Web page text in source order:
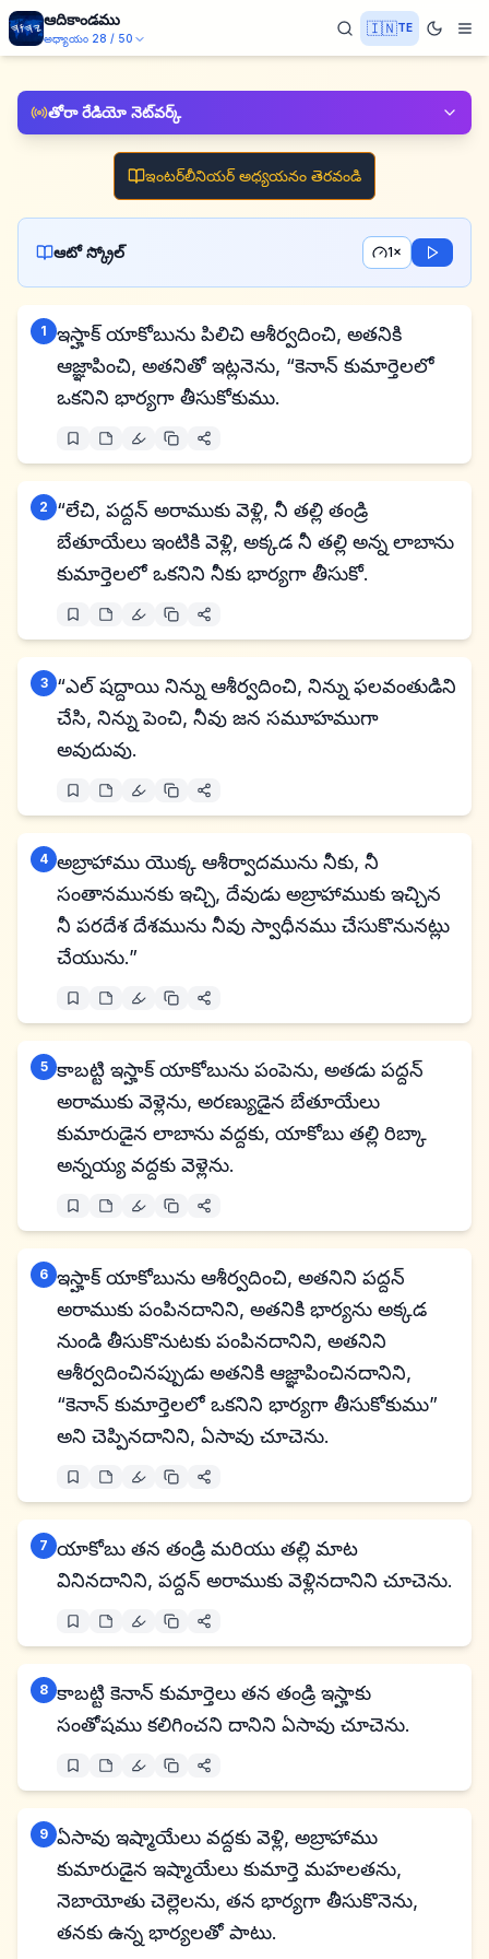
ఆదికాండము
అధ్యాయం 28 / 50
🇮🇳TE
తోరా రేడియో నెట్‌వర్క్
ఇంటర్‌లీనియర్ అధ్యయనం తెరవండి
ఆటో స్క్రోల్ 1×
1
ఇస్హాక్ యాకోబును పిలిచి ఆశీర్వదించి, అతనికి
ఆజ్ఞాపించి, అతనితో ఇట్లనెను, “కెనాన్ కుమార్తెలలో
ఒకనిని భార్యగా తీసుకోకుము.
2
“లేచి, పద్దన్ అరాముకు వెళ్లి, నీ తల్లి తండ్రి
బేతూయేలు ఇంటికి వెళ్లి, అక్కడ నీ తల్లి అన్న లాబాను
కుమార్తెలలో ఒకనిని నీకు భార్యగా తీసుకో.
3
“ఎల్ షద్దాయి నిన్ను ఆశీర్వదించి, నిన్ను ఫలవంతుడిని
చేసి, నిన్ను పెంచి, నీవు జన సమూహముగా
అవుదువు.
4 అబ్రాహాము యొక్క ఆశీర్వాదమును నీకు, నీ
సంతానమునకు ఇచ్చి, దేవుడు అబ్రాహాముకు ఇచ్చిన
నీ పరదేశ దేశమును నీవు స్వాధీనము చేసుకొనునట్లు
చేయును.”
5 కాబట్టి ఇస్హాక్ యాకోబును పంపెను, అతడు పద్దన్
అరాముకు వెళ్లెను, అరణ్యుడైన బేతూయేలు
కుమారుడైన లాబాను వద్దకు, యాకోబు తల్లి రిబ్కా
అన్నయ్య వద్దకు వెళ్లెను.
6 ఇస్హాక్ యాకోబును ఆశీర్వదించి, అతనిని పద్దన్
అరాముకు పంపినదానిని, అతనికి భార్యను అక్కడ
నుండి తీసుకొనుటకు పంపినదానిని, అతనిని
ఆశీర్వదించినప్పుడు అతనికి ఆజ్ఞాపించినదానిని,
“కెనాన్ కుమార్తెలలో ఒకనిని భార్యగా తీసుకోకుము”
అని చెప్పినదానిని, ఏసావు చూచెను.
7 యాకోబు తన తండ్రి మరియు తల్లి మాట
వినినదానిని, పద్దన్ అరాముకు వెళ్లినదానిని చూచెను.
8 కాబట్టి కెనాన్ కుమార్తెలు తన తండ్రి ఇస్హాకు
సంతోషము కలిగించని దానిని ఏసావు చూచెను.
9 ఏసావు ఇష్మాయేలు వద్దకు వెళ్లి, అబ్రాహాము
కుమారుడైన ఇష్మాయేలు కుమార్తె మహలతను,
నెబాయోతు చెల్లెలను, తన భార్యగా తీసుకొనెను,
తనకు ఉన్న భార్యలతో పాటు.